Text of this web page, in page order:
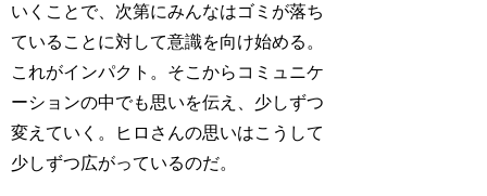
いくことで、次第にみんなはゴミが落ち
ていることに対して意識を向け始める。
これがインパクト。そこからコミュニケ
ーションの中でも思いを伝え、少しずつ
変えていく。ヒロさんの思いはこうして
少しずつ広がっているのだ。